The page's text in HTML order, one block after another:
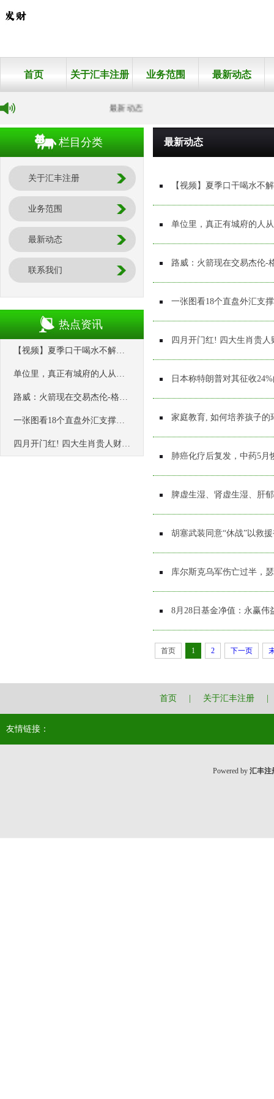
首页 关于汇丰注册 业务范围 最新动态
最新动态
栏目分类
关于汇丰注册
业务范围
最新动态
联系我们
热点资讯
【视频】夏季口干喝水不解渴？试试这碗虚人“续命水”_红参_蜂蜜_西洋参
单位里，真正有城府的人从不轻易说这4句话，越沉默越让人敬畏
路威：火箭现在交易杰伦-格林=湖人98年输爵士后交易科比
一张图看18个直盘外汇支撑阻力：美元+欧系日系+商品货币+新兴货币(2025/04/09)
四月开门红! 四大生肖贵人财运双加持, 家有属相速来接福
最新动态
【视频】夏季口干喝水不
单位里，真正有城府的人
路威：火箭现在交易杰伦-
一张图看18个直盘外汇支
四月开门红! 四大生肖贵
日本称特朗普对其征收
家庭教育, 如何培养孩子的
肺癌化疗后复发，中药5月
脾虚生湿、肾虚生湿、肝
胡塞武装同意“休战”以救
库尔斯克乌军伤亡过半，
8月28日基金净值：永赢伟
首页 1 2 下一页
首页 关于汇丰注册
友情链接：
Powered by 汇丰注